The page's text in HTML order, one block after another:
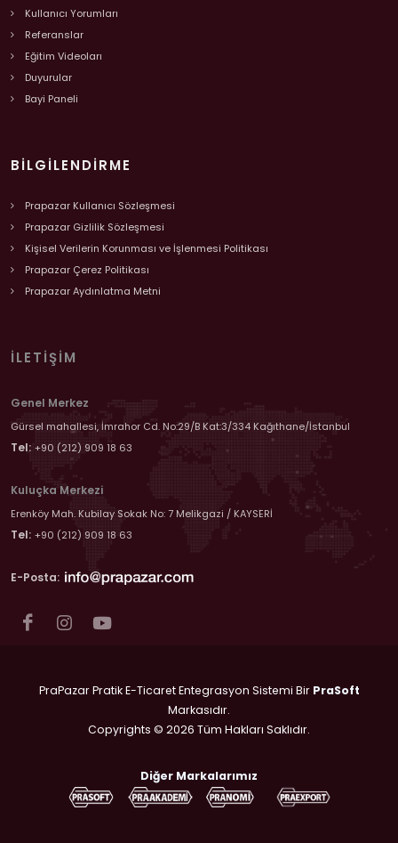
Kullanıcı Yorumları
Referanslar
Eğitim Videoları
Duyurular
Bayi Paneli
BILGILENDIRME
Prapazar Kullanıcı Sözleşmesi
Prapazar Gizlilik Sözleşmesi
Kişisel Verilerin Korunması ve İşlenmesi Politikası
Prapazar Çerez Politikası
Prapazar Aydınlatma Metni
İLETIŞIM
Genel Merkez
Gürsel mahallesi, İmrahor Cd. No:29/B Kat:3/334 Kağıthane/İstanbul
Tel: +90 (212) 909 18 63
Kuluçka Merkezi
Erenköy Mah. Kubilay Sokak No: 7 Melikgazi / KAYSERİ
Tel: +90 (212) 909 18 63
E-Posta:
PraPazar Pratik E-Ticaret Entegrasyon Sistemi Bir PraSoft
Markasıdır.
Copyrights © 2026 Tüm Hakları Saklıdır.
Diğer Markalarımız